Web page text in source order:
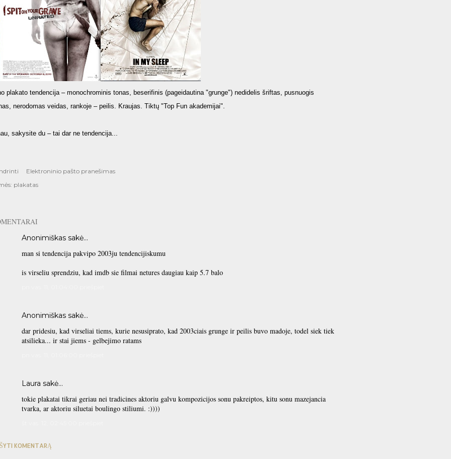
plakato tendencija – monochrominis tonas, beserifinis (pageidautina "grunge") nedidelis šriftas, pusnuogis
nerodomas veidas, rankoje – peilis. Kraujas. Tiktų "Top Fun akademijai".
sakysite du – tai dar ne tendencija...
Elektroninio pašto pranešimas
plakatas
Anonimiškas sakė…
man si tendencija pakvipo 2003ju tendencijiskumu
is virseliu sprendziu, kad imdb sie filmai netures daugiau kaip 5.7 balo
Anonimiškas sakė…
dar pridesiu, kad virseliai tiems, kurie nesusiprato, kad 2003ciais grunge ir peilis buvo madoje, todel siek tiek
atsilieka... ir stai jiems - gelbejimo ratams
Laura sakė…
tokie plakatai tikrai geriau nei tradicines aktoriu galvu kompozicijos sonu pakreiptos, kitu sonu mazejancia
tvarka, ar aktoriu siluetai boulingo stiliumi. :))))
KOMENTARĄ